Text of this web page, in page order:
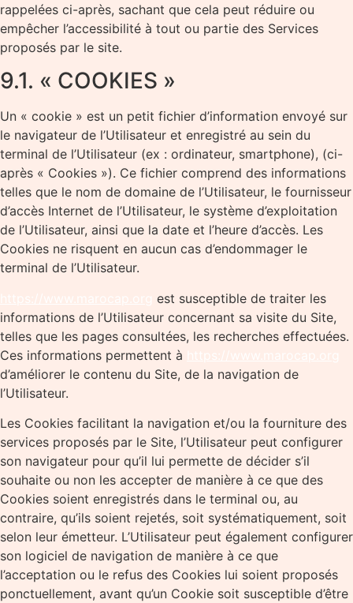
rappelées ci-après, sachant que cela peut réduire ou
empêcher l’accessibilité à tout ou partie des Services
proposés par le site.
9.1. « COOKIES »
Un « cookie » est un petit fichier d’information envoyé sur
le navigateur de l’Utilisateur et enregistré au sein du
terminal de l’Utilisateur (ex : ordinateur, smartphone), (ci-
après « Cookies »). Ce fichier comprend des informations
telles que le nom de domaine de l’Utilisateur, le fournisseur
d’accès Internet de l’Utilisateur, le système d’exploitation
de l’Utilisateur, ainsi que la date et l’heure d’accès. Les
Cookies ne risquent en aucun cas d’endommager le
terminal de l’Utilisateur.
est susceptible de traiter les
informations de l’Utilisateur concernant sa visite du Site,
telles que les pages consultées, les recherches effectuées.
Ces informations permettent à
d’améliorer le contenu du Site, de la navigation de
l’Utilisateur.
Les Cookies facilitant la navigation et/ou la fourniture des
services proposés par le Site, l’Utilisateur peut configurer
son navigateur pour qu’il lui permette de décider s’il
souhaite ou non les accepter de manière à ce que des
Cookies soient enregistrés dans le terminal ou, au
contraire, qu’ils soient rejetés, soit systématiquement, soit
selon leur émetteur. L’Utilisateur peut également configurer
son logiciel de navigation de manière à ce que
l’acceptation ou le refus des Cookies lui soient proposés
ponctuellement, avant qu’un Cookie soit susceptible d’être